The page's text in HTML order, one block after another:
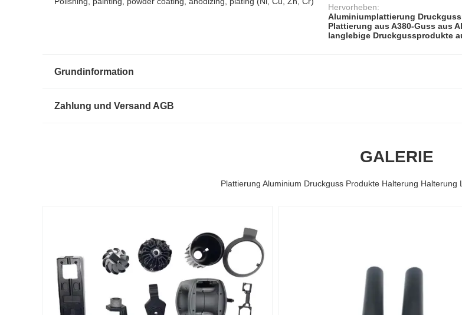
Hervorheben:
Aluminiumplattierung
Plattierung aus A380-Guss aus
langlebige Druckgussprodukte
Grundinformation
Zahlung und Versand AGB
GALERIE
Plattierung Aluminium Druckguss Produkte Halterung